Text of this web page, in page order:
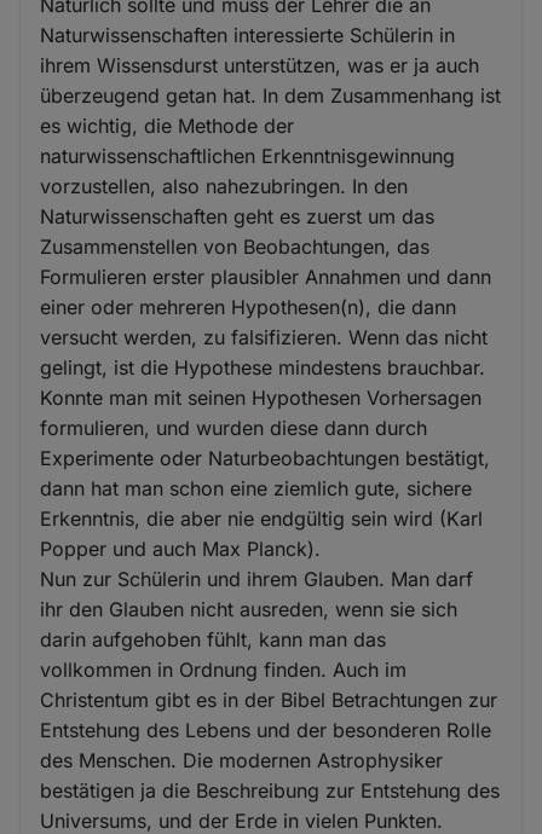
Naturwissenschaften interessierte Schülerin in
ihrem Wissensdurst unterstützen, was er ja auch
überzeugend getan hat. In dem Zusammenhang ist
es wichtig, die Methode der
naturwissenschaftlichen Erkenntnisgewinnung
vorzustellen, also nahezubringen. In den
Naturwissenschaften geht es zuerst um das
Zusammenstellen von Beobachtungen, das
Formulieren erster plausibler Annahmen und dann
einer oder mehreren Hypothesen(n), die dann
versucht werden, zu falsifizieren. Wenn das nicht
gelingt, ist die Hypothese mindestens brauchbar.
Konnte man mit seinen Hypothesen Vorhersagen
formulieren, und wurden diese dann durch
Experimente oder Naturbeobachtungen bestätigt,
dann hat man schon eine ziemlich gute, sichere
Erkenntnis, die aber nie endgültig sein wird (Karl
Popper und auch Max Planck).
Nun zur Schülerin und ihrem Glauben. Man darf
ihr den Glauben nicht ausreden, wenn sie sich
darin aufgehoben fühlt, kann man das
vollkommen in Ordnung finden. Auch im
Christentum gibt es in der Bibel Betrachtungen zur
Entstehung des Lebens und der besonderen Rolle
des Menschen. Die modernen Astrophysiker
bestätigen ja die Beschreibung zur Entstehung des
Universums, und der Erde in vielen Punkten.